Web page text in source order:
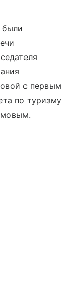
были
с первым
по туризму